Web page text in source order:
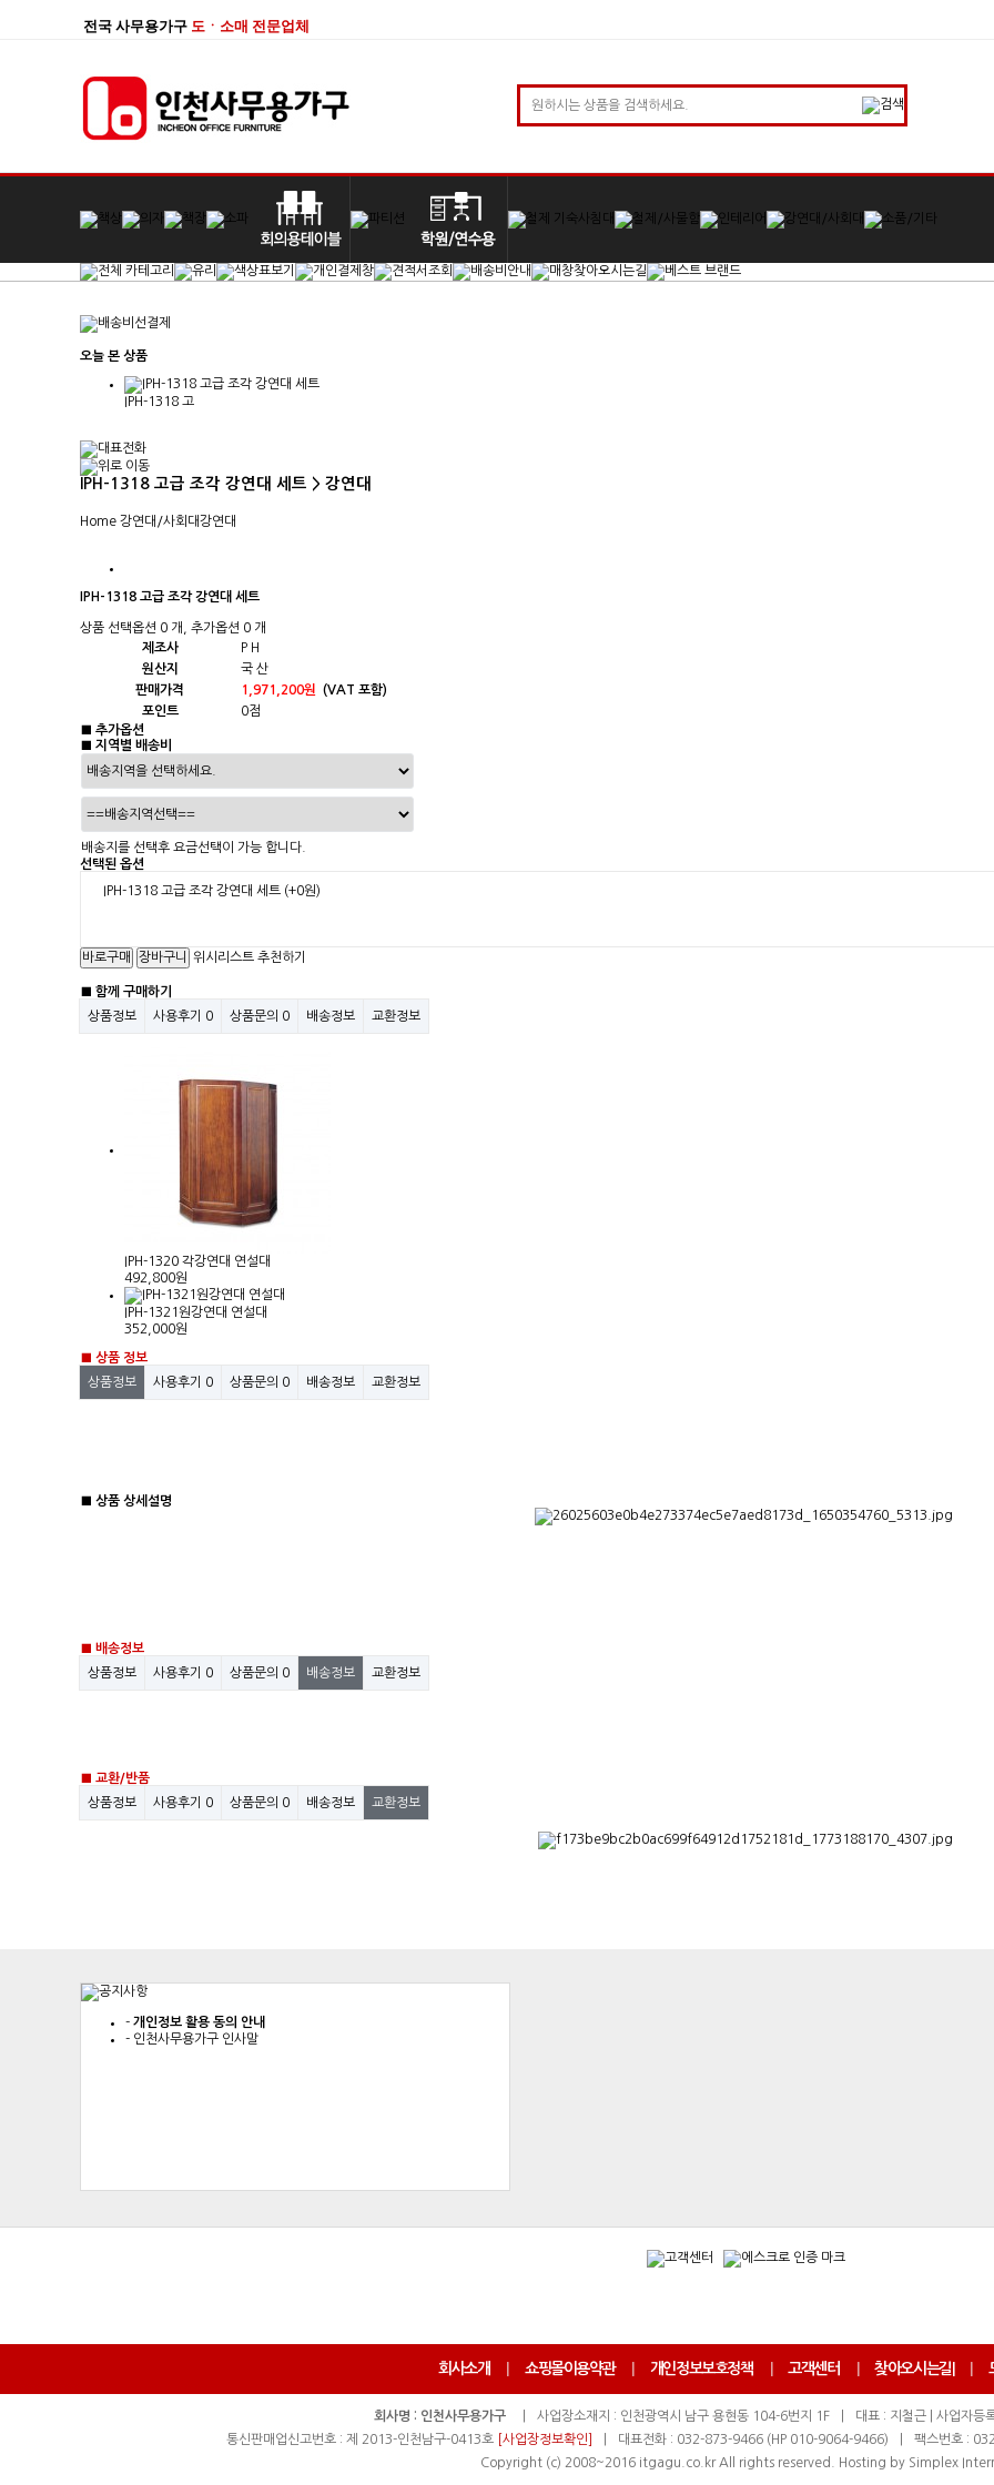
전국 사무용가구 도ㆍ소매 전문업체
오늘 본 상품
IPH-1318 고
IPH-1318 고급 조각 강연대 세트 > 강연대
Home 강연대/사회대강연대
IPH-1318 고급 조각 강연대 세트
상품 선택옵션 0 개, 추가옵션 0 개
제조사
P H
원산지
국 산
판매가격
1,971,200원
(VAT 포함)
포인트
0점
■ 추가옵션
■ 지역별 배송비
배송지를 선택후 요금선택이 가능 합니다.
선택된 옵션
IPH-1318 고급 조각 강연대 세트 (+0원)
위시리스트 추천하기
■ 함께 구매하기
상품정보
사용후기 0 상품문의 0 배송정보 교환정보
IPH-1320 각강연대 연설대
492,800원
IPH-1321원강연대 연설대
352,000원
■ 상품 정보
상품정보
사용후기 0 상품문의 0 배송정보 교환정보
■ 상품 상세설명
■ 배송정보
상품정보
사용후기 0 상품문의 0 배송정보 교환정보
■ 교환/반품
상품정보
사용후기 0 상품문의 0 배송정보 교환정보
- 개인정보 활용 동의 안내
- 인천사무용가구 인사말
회사소개 쇼핑몰이용약관 개인정보보호정책 고객센터 찾아오시는길
회사명 : 인천사무용가구 사업장소재지 : 인천광역시 남구 용현동 104-6번지 1F
대표 : 지철근 | 사업자
통신판매업신고번호 : 제 2013-인천남구-0413호
[사업장정보확인] 대표전화 : 032-873-9466 (HP 010-9064-9466) 팩스번호 :
Copyright (c) 2008~2016 itgagu.co.kr All rights reserved. Hosting by Simplex